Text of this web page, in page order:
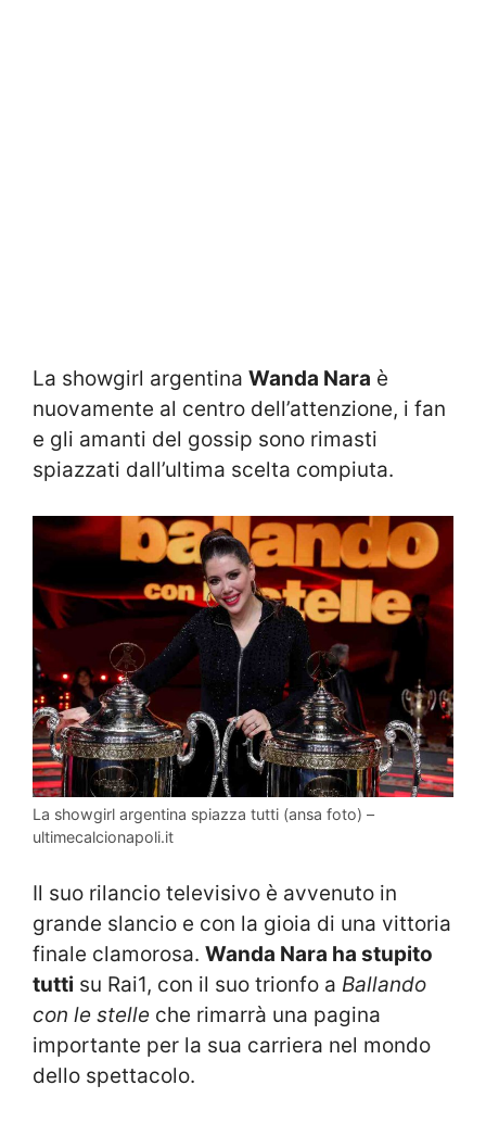
La showgirl argentina Wanda Nara è
nuovamente al centro dell’attenzione, i fan
e gli amanti del gossip sono rimasti
spiazzati dall’ultima scelta compiuta.
La showgirl argentina spiazza tutti (ansa foto) –
ultimecalcionapoli.it
Il suo rilancio televisivo è avvenuto in
grande slancio e con la gioia di una vittoria
finale clamorosa. Wanda Nara ha stupito
tutti su Rai1, con il suo trionfo a Ballando
con le stelle che rimarrà una pagina
importante per la sua carriera nel mondo
dello spettacolo.